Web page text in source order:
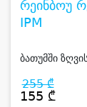
რეინბოუ
IPM
ბათუმში
255 ₾
155 ₾